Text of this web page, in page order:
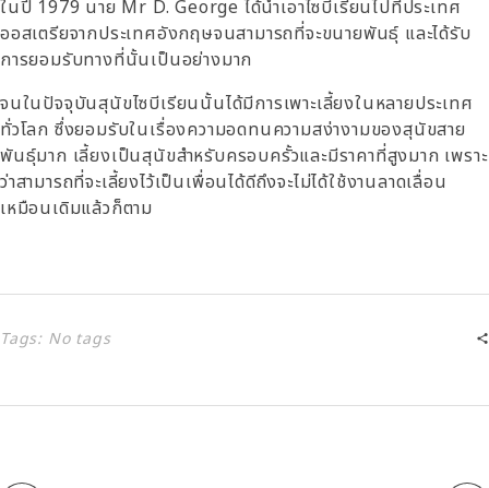
ในปี 1979 นาย Mr D. George ได้นำเอาไซบีเรียนไปที่ประเทศ
ออสเตรียจากประเทศอังกฤษจนสามารถที่จะขนายพันธุ์ และได้รับ
การยอมรับทางที่นั้นเป็นอย่างมาก
จนในปัจจุบันสุนัขไซบีเรียนนั้นได้มีการเพาะเลี้ยงในหลายประเทศ
ทั่วโลก ซึ่งยอมรับในเรื่องความอดทนความสง่างามของสุนัขสาย
พันธุ์มาก เลี้ยงเป็นสุนัขสำหรับครอบครั้วและมีราคาที่สูงมาก เพราะ
ว่าสามารถที่จะเลี้ยงไว้เป็นเพื่อนได้ดีถึงจะไม่ได้ใช้งานลาดเลื่อน
เหมือนเดิมแล้วก็ตาม
Tags: No tags